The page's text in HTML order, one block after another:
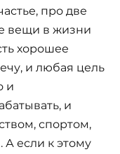
про две
вещи в жизни
хорошее
и любая цель
и
и
спортом,
если к этому